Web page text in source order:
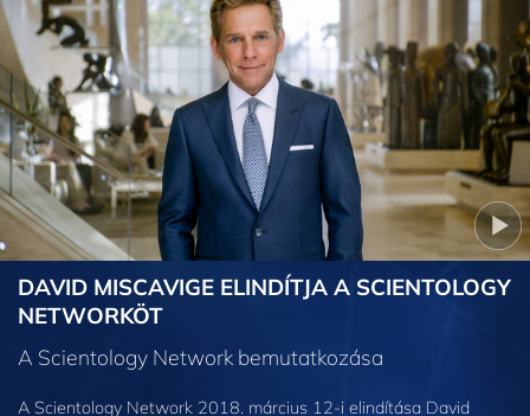
DAVID MISCAVIGE ELINDÍTJA A SCIENTOLOGY
NETWORKÖT
A Scientology Network bemutatkozása
A Scientology Network 2018. március 12-i elindítása David